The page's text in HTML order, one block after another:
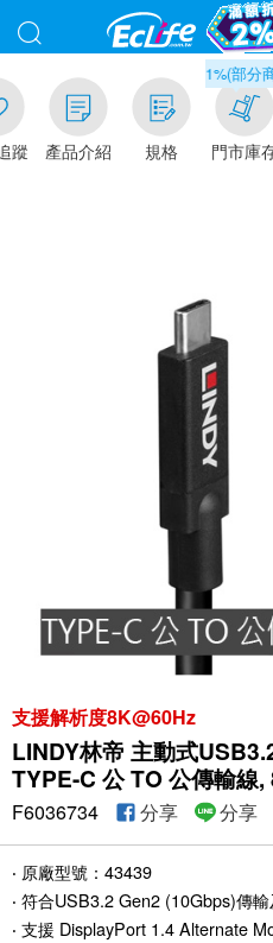
蹤 產品介紹 規格
滿千元門市取貨現折1%(部分商
門市庫
支援解析度8K@60Hz
LINDY林帝 主動式
TYPE-C 公 TO 公傳輸線,
F6036734 分享 分享
‧ 原廠型號：43439
‧ 符合USB3.2 Gen2 (10Gbps)傳
‧ 支援 DisplayPort 1.4 Alternate